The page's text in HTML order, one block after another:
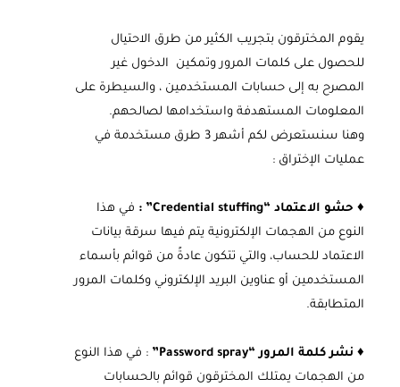
يقوم المخترقون بتجريب الكثير من طرق الاحتيال
للحصول على كلمات المرور وتمكين الدخول غير
المصرح به إلى حسابات المستخدمين ، والسيطرة على
المعلومات المستهدفة واستخدامها لصالحهم.
وهنا سنستعرض لكم أشهر 3 طرق مستخدمة في
عمليات الإختراق :
♦ حشو الاعتماد “Credential stuffing” : في هذا
النوع من الهجمات الإلكترونية يتم فيها سرقة بيانات
الاعتماد للحساب، والتي تتكون عادةً من قوائم بأسماء
المستخدمين أو عناوين البريد الإلكتروني وكلمات المرور
المتطابقة.
♦ نشر كلمة المرور “Password spray”
: في هذا النوع
من الهجمات يمتلك المخترقون قوائم بالحسابات